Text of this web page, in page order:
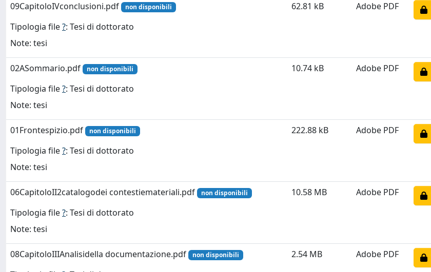
09CapitoloIVconclusioni.pdf non disponibili
Tipologia file?: Tesi di dottorato
Note: tesi
62.81 kB Adobe PDF
02ASommario.pdf non disponibili
Tipologia file?: Tesi di dottorato
Note: tesi
10.74 kB Adobe PDF
01Frontespizio.pdf non disponibili
Tipologia file?: Tesi di dottorato
Note: tesi
222.88 kB Adobe PDF
06CapitoloII2catalogodei contestiemateriali.pdf non disponibili
Tipologia file?: Tesi di dottorato
Note: tesi
10.58 MB Adobe PDF
08CapitoloIIIAnalisidella documentazione.pdf non disponibili 2.54 MB Adobe PDF